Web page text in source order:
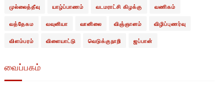
முல்லைத்தீவு யாழ்ப்பாணம் வடமராட்சி கிழக்கு வணிகம்
வத்தேகம வவுனியா வானிலை விஞ்ஞானம் விழிப்புணர்வு
விளம்பரம் விளையாட்டு வெடுக்குநாறி ஜப்பான்
வைப்பகம்